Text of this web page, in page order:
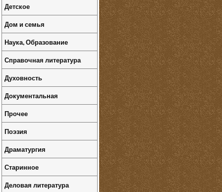
Детское
Дом и семья
Наука, Образование
Справочная литература
Духовность
Документальная
Прочее
Поэзия
Драматургия
Старинное
Деловая литература